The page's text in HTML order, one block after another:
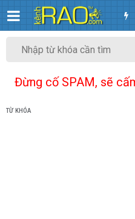
Đừng cố SPAM, sẽ
TỪ KHÓA